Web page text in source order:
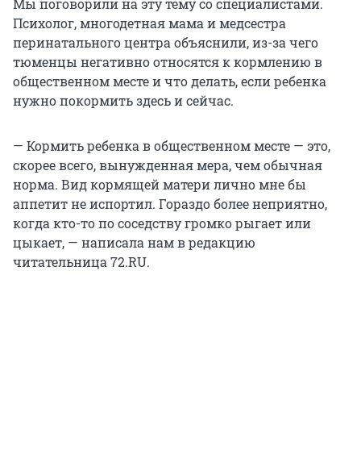
Мы поговорили на эту тему со специалистами.
Психолог, многодетная мама и медсестра
перинатального центра объяснили, из-за чего
тюменцы негативно относятся к кормлению в
общественном месте и что делать, если ребенка
нужно покормить здесь и сейчас.
— Кормить ребенка в общественном месте — это,
скорее всего, вынужденная мера, чем обычная
норма. Вид кормящей матери лично мне бы
аппетит не испортил. Гораздо более неприятно,
когда кто-то по соседству громко рыгает или
цыкает, — написала нам в редакцию
читательница 72.RU.